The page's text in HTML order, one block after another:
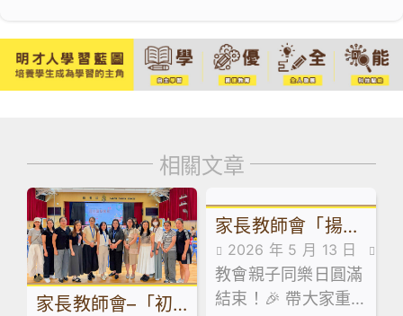
相關文章
家長教師會–「初
家長教師會「揚才
傳藝、樂學故宮」
親子同樂日
2026 年 5 月 13 日
家校合作,家長教師會活
動花絮
教會親子同樂日圓滿
結束！🎉 帶大家重